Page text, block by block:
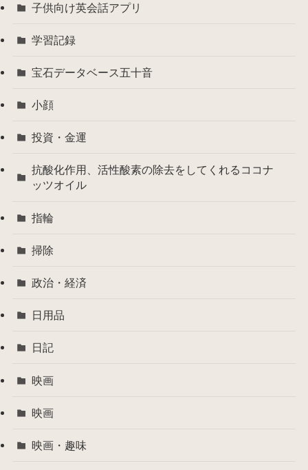
子供向け英会話アプリ
学習記録
宝石データベース五十音
小顔
投資・金運
抗酸化作用、活性酸素の除去をしてくれるココナ
ッツオイル
指輪
掃除
政治・経済
日用品
日記
映画
映画
映画・趣味